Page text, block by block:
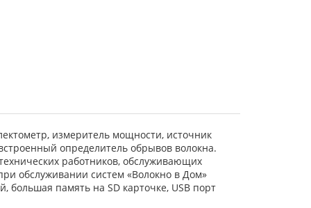
измеритель мощности, источник
определитель обрывов волокна.
работников, обслуживающих
обслуживании систем «Волокно в Дом»
большая память на SD карточке, USB порт